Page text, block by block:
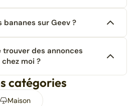
bananes sur Geev ?
des annonces
moi ?
catégories
Maison